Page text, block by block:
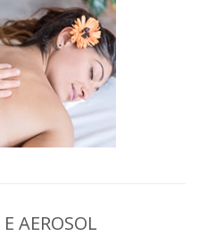
AEROSOL